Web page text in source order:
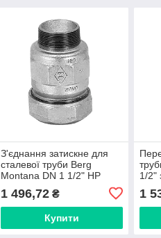
З'єднання затискне для
сталевої труби Berg
Montana DN 1 1/2" НР
746A5007
1 496,72₴
Купити
1/2"
1